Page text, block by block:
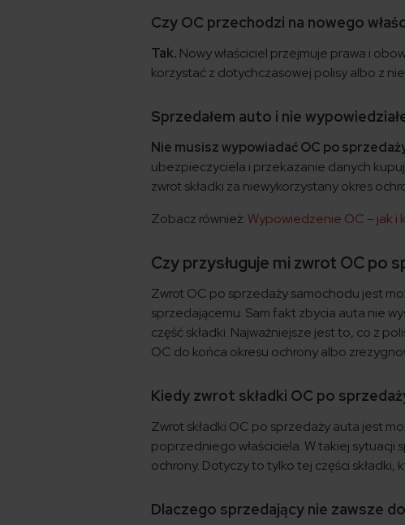
Czy OC przechodzi na nowego
Tak. Nowy właściciel przejmuje prawa i
korzystać z dotychczasowej polisy albo z
Sprzedałem auto i nie
Nie musisz wypowiadać OC po
ubezpieczyciela i przekazanie danych
zwrot składki za niewykorzystany okres
Zobacz również: Wypowiedzenie OC – jak i
Czy przysługuje mi zwrot OC po
Zwrot OC po sprzedaży samochodu jest
sprzedającemu. Sam fakt zbycia auta nie
część składki. Najważniejsze jest to, co z
OC do końca okresu ochrony albo
Kiedy zwrot składki OC po
Zwrot składki OC po sprzedaży auta jest
poprzedniego właściciela. W takiej sytuacji
ochrony. Dotyczy to tylko tej części składki,
Dlaczego sprzedający nie zawsze